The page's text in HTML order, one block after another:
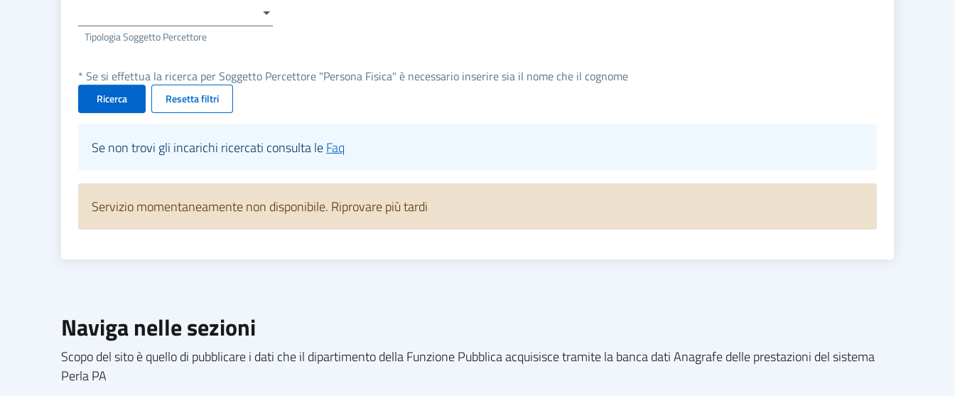
Tipologia Soggetto Percettore
* Se si effettua la ricerca per Soggetto Percettore "Persona Fisica" è necessario inserire sia il nome che il cognome
Ricerca Resetta filtri
Se non trovi gli incarichi ricercati consulta leFaq
Servizio momentaneamente non disponibile. Riprovare più tardi
Naviga nelle sezioni
Scopo del sito è quello di pubblicare i dati che il dipartimento della Funzione Pubblica acquisisce tramite la banca dati Anagrafe delle prestazioni del sistema
Perla PA